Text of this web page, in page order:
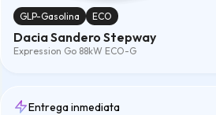
GLP-Gasolina ECO
Dacia Sandero Stepway
Expression Go 88kW ECO-G
Entrega inmediata